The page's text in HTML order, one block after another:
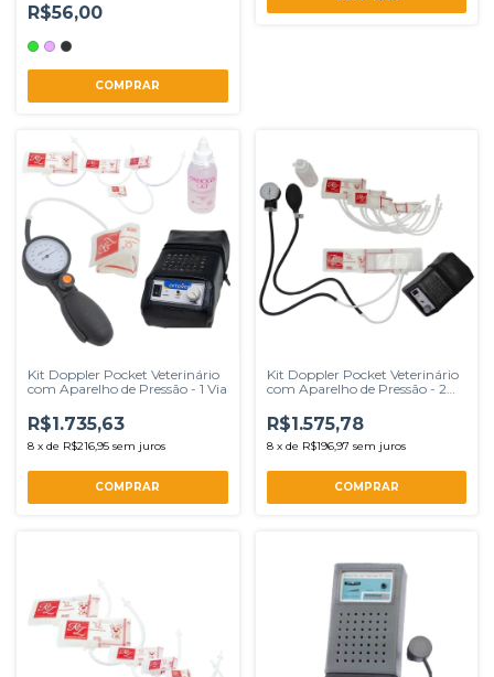
R$56,00
COMPRAR
Kit Doppler Pocket Veterinário
com Aparelho de Pressão - 1 Via
R$1.735,63
8 x de R$216,95 sem juros
Kit Doppler Pocket Veterinário
com Aparelho de Pressão - 2
R$1.575,78
8 x de R$196,97 sem juros